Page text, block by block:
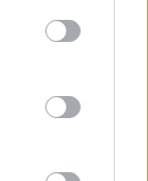
may click to
tags to
Google
az